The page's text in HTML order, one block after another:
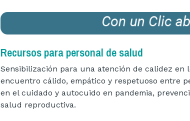
Recursos para personal de salud
Sensibilización para una atención de calidez
encuentro cálido, empático y respetuoso entre
en el cuidado y autocuido en pandemia,
salud reproductiva.